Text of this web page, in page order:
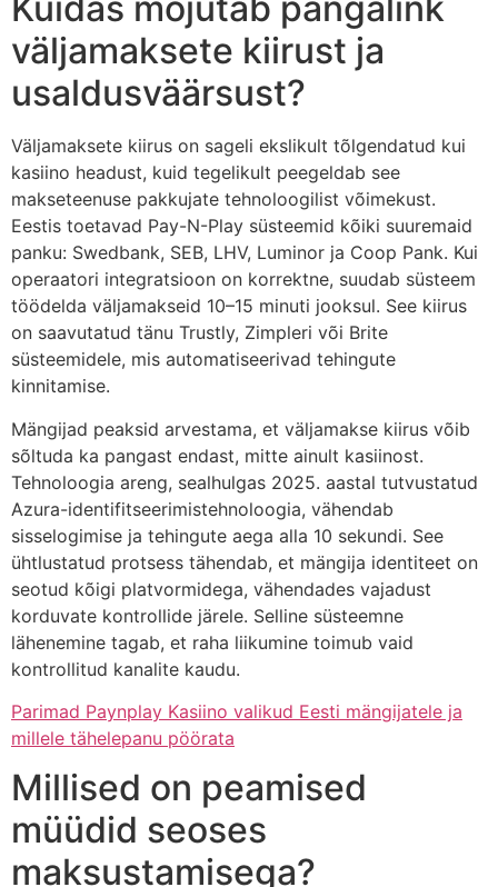
väljamaksete kiirust ja
usaldusväärsust?
Väljamaksete kiirus on sageli ekslikult tõlgendatud kui
kasiino headust, kuid tegelikult peegeldab see
makseteenuse pakkujate tehnoloogilist võimekust.
Eestis toetavad Pay-N-Play süsteemid kõiki suuremaid
panku: Swedbank, SEB, LHV, Luminor ja Coop Pank. Kui
operaatori integratsioon on korrektne, suudab süsteem
töödelda väljamakseid 10–15 minuti jooksul. See kiirus
on saavutatud tänu Trustly, Zimpleri või Brite
süsteemidele, mis automatiseerivad tehingute
kinnitamise.
Mängijad peaksid arvestama, et väljamakse kiirus võib
sõltuda ka pangast endast, mitte ainult kasiinost.
Tehnoloogia areng, sealhulgas 2025. aastal tutvustatud
Azura-identifitseerimistehnoloogia, vähendab
sisselogimise ja tehingute aega alla 10 sekundi. See
ühtlustatud protsess tähendab, et mängija identiteet on
seotud kõigi platvormidega, vähendades vajadust
korduvate kontrollide järele. Selline süsteemne
lähenemine tagab, et raha liikumine toimub vaid
kontrollitud kanalite kaudu.
Parimad Paynplay Kasiino valikud Eesti mängijatele ja
millele tähelepanu pöörata
Millised on peamised
müüdid seoses
maksustamisega?